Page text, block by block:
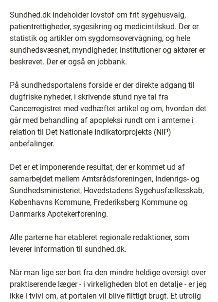
Sundhed.dk indeholder lovstof om frit sygehusvalg,
patientrettigheder, sygesikring og medicintilskud. Der er
statistik og artikler om sygdomsovervågning, og hele
sundhedsvæsnet, myndigheder, institutioner og aktører er
beskrevet. Der er også en jobbank.
På sundhedsportalens forside er der direkte adgang til
dugfriske nyheder, i skrivende stund nye tal fra
Cancerregistret med vedhæftet artikel og om, hvordan det
går med behandling af apopleksi rundt om i amterne i
relation til Det Nationale Indikatorprojekts (NIP)
anbefalinger.
Det er et imponerende resultat, der er kommet ud af
samarbejdet mellem Amtsrådsforeningen, Indenrigs- og
Sundhedsministeriet, Hovedstadens Sygehusfællesskab,
Københavns Kommune, Frederiksberg Kommune og
Danmarks Apotekerforening.
Alle parterne har etableret regionale redaktioner, som
leverer information til sundhed.dk.
Når man lige ser bort fra den mindre heldige oversigt over
praktiserende læger - i virkeligheden blot en detalje - er jeg
ikke i tvivl om, at portalen vil blive flittigt brugt. Et utrolig